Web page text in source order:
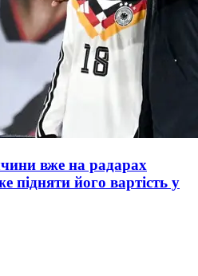
вже на радарах
підняти його вартість у